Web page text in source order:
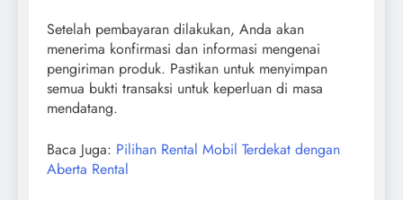
Setelah pembayaran dilakukan, Anda akan
menerima konfirmasi dan informasi mengenai
pengiriman produk. Pastikan untuk menyimpan
semua bukti transaksi untuk keperluan di masa
mendatang.
Baca Juga: Pilihan Rental Mobil Terdekat dengan
Aberta Rental